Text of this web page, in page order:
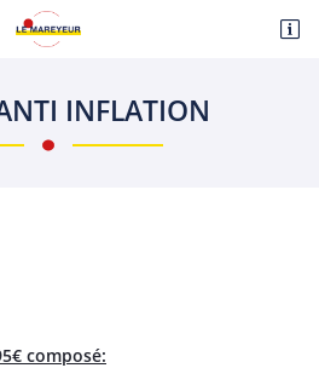

INFLATION
composé: